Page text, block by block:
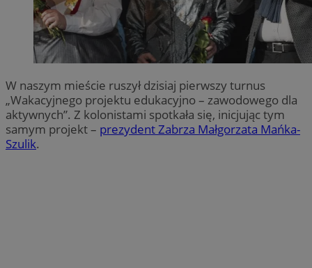
W naszym mieście ruszył dzisiaj pierwszy turnus
„Wakacyjnego projektu edukacyjno – zawodowego dla
aktywnych”. Z kolonistami spotkała się, inicjując tym
samym projekt – prezydent Zabrza Małgorzata Mańka-
Szulik.